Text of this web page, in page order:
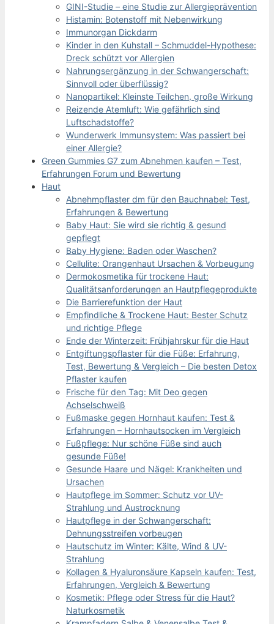
GINI-Studie – eine Studie zur Allergieprävention
Histamin: Botenstoff mit Nebenwirkung
Immunorgan Dickdarm
Kinder in den Kuhstall – Schmuddel-Hypothese:
Dreck schützt vor Allergien
Nahrungsergänzung in der Schwangerschaft:
Sinnvoll oder überflüssig?
Nanopartikel: Kleinste Teilchen, große Wirkung
Reizende Atemluft: Wie gefährlich sind
Luftschadstoffe?
Wunderwerk Immunsystem: Was passiert bei
einer Allergie?
Green Gummies G7 zum Abnehmen kaufen – Test,
Erfahrungen Forum und Bewertung
Haut
Abnehmpflaster dm für den Bauchnabel: Test,
Erfahrungen & Bewertung
Baby Haut: Sie wird sie richtig & gesund
gepflegt
Baby Hygiene: Baden oder Waschen?
Cellulite: Orangenhaut Ursachen & Vorbeugung
Dermokosmetika für trockene Haut:
Qualitätsanforderungen an Hautpflegeprodukte
Die Barrierefunktion der Haut
Empfindliche & Trockene Haut: Bester Schutz
und richtige Pflege
Ende der Winterzeit: Frühjahrskur für die Haut
Entgiftungspflaster für die Füße: Erfahrung,
Test, Bewertung & Vergleich – Die besten Detox
Pflaster kaufen
Frische für den Tag: Mit Deo gegen
Achselschweiß
Fußmaske gegen Hornhaut kaufen: Test &
Erfahrungen – Hornhautsocken im Vergleich
Fußpflege: Nur schöne Füße sind auch
gesunde Füße!
Gesunde Haare und Nägel: Krankheiten und
Ursachen
Hautpflege im Sommer: Schutz vor UV-
Strahlung und Austrocknung
Hautpflege in der Schwangerschaft:
Dehnungsstreifen vorbeugen
Hautschutz im Winter: Kälte, Wind & UV-
Strahlung
Kollagen & Hyaluronsäure Kapseln kaufen: Test,
Erfahrungen, Vergleich & Bewertung
Kosmetik: Pflege oder Stress für die Haut?
Naturkosmetik